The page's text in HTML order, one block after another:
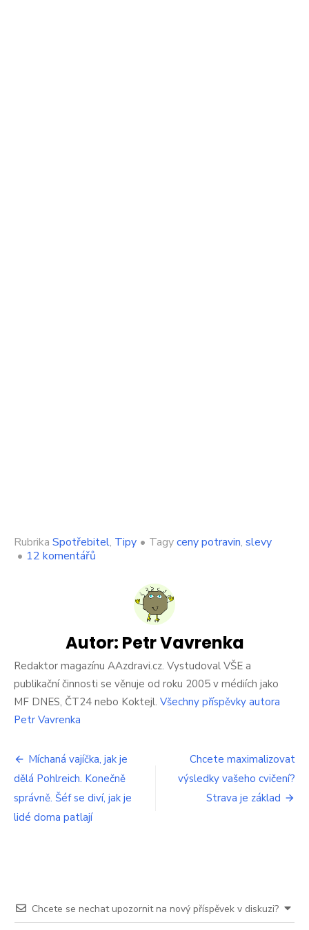
Rubrika Spotřebitel, Tipy • Tagyceny potravin, slevy
• 12 komentářů
Slevové
na
potraviny
se
mají
aby
chce
ministr.
Zaplatí
to
Autor: Petr Vavrenka
Redaktor magazínu AAzdravi.cz. Vystudoval VŠE a
publikační činnosti se věnuje od roku 2005 v médiích jako
MF DNES, ČT24 nebo Koktejl. Všechny příspěvky autora
Petr Vavrenka
Navigace
pro
příspěvek
Míchaná vajíčka, jak je
dělá Pohlreich. Konečně
správně. Šéf se diví, jak je
lidé doma patlají
Chcete maximalizovat
výsledky vašeho cvičení?
Strava je základ
Chcete se nechat upozornit na nový příspěvek v diskuzi?